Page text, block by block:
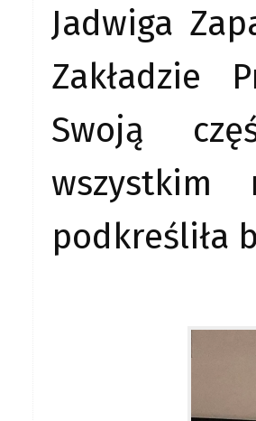
Jadwiga
Zakładzie
Swoją
wszystkim
podkreśliła